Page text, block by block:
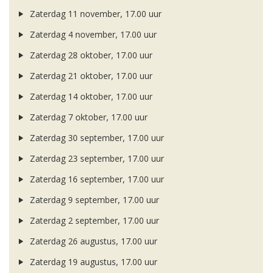
Zaterdag 11 november, 17.00 uur
Zaterdag 4 november, 17.00 uur
Zaterdag 28 oktober, 17.00 uur
Zaterdag 21 oktober, 17.00 uur
Zaterdag 14 oktober, 17.00 uur
Zaterdag 7 oktober, 17.00 uur
Zaterdag 30 september, 17.00 uur
Zaterdag 23 september, 17.00 uur
Zaterdag 16 september, 17.00 uur
Zaterdag 9 september, 17.00 uur
Zaterdag 2 september, 17.00 uur
Zaterdag 26 augustus, 17.00 uur
Zaterdag 19 augustus, 17.00 uur